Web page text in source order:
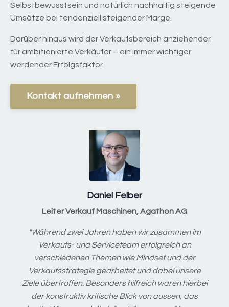
Selbstbewusstsein und natürlich nachhaltig steigende
Umsätze bei tendenziell steigender Marge.
Darüber hinaus wird der Verkaufsbereich anziehender
für ambitionierte Verkäufer – ein immer wichtiger
werdender Erfolgsfaktor.
Kontakt aufnehmen »
Daniel Felber
Leiter Verkauf Maschinen, Agathon AG
"Während zwei Jahren haben wir zusammen im
Verkaufs- und Serviceteam erfolgreich an
verschiedenen Themen wie Mindset und der
Verkaufsstrategie gearbeitet und dabei unsere
Ziele übertroffen. Besonders hilfreich waren hierbei
der konstruktiv kritische Blick von aussen, das